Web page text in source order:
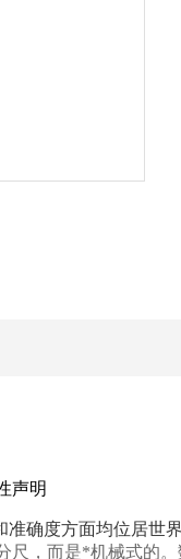
声明
确度方面均位居世界
，而是*机械式的